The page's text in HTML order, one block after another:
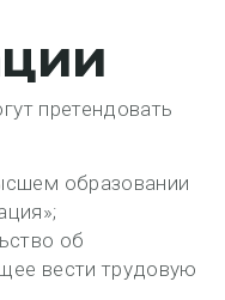
претендовать
образовании
об
вести трудовую